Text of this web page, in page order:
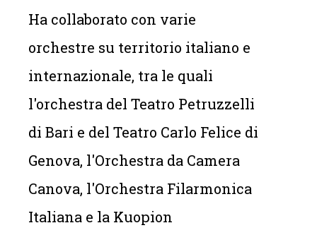
Ha collaborato con varie
orchestre su territorio italiano e
internazionale, tra le quali
l'orchestra del Teatro Petruzzelli
di Bari e del Teatro Carlo Felice di
Genova, l'Orchestra da Camera
Canova, l'Orchestra Filarmonica
Italiana e la Kuopion